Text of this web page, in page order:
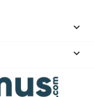

